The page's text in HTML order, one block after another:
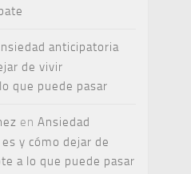
anticipatoria
de vivir
que puede pasar
en Ansiedad
y cómo dejar de
a lo que puede pasar